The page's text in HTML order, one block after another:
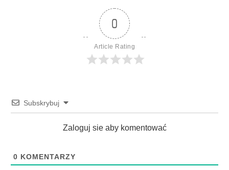
0
Article Rating
Subskrybuj
Zaloguj sie aby komentować
0 KOMENTARZY